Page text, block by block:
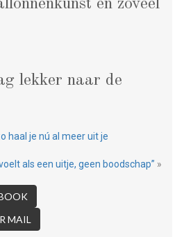
en zoveel
lekker naar de
haal je nú al meer uit je
als een uitje, geen boodschap” »
MAIL